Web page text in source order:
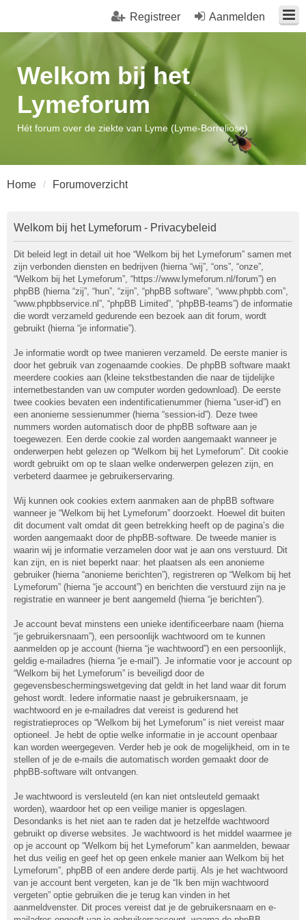
Aanmelden
Registreer
Welkom bij het
Lymeforum
Hét forum over de ziekte van Lyme (Lyme-Borreliose)
Home Forumoverzicht
Welkom bij het Lymeforum - Privacybeleid
Dit beleid legt in detail uit hoe “Welkom bij het Lymeforum” samen met
zijn verbonden diensten en bedrijven (hierna “wij”, “ons”, “onze”,
“Welkom bij het Lymeforum”, “https://www.lymeforum.nl/forum”) en
phpBB (hierna “zij”, “hun”, “zijn”, “phpBB software”, “www.phpbb.com”,
“www.phpbbservice.nl”, “phpBB Limited”, “phpBB-teams”) de informatie
die wordt verzameld gedurende een bezoek aan dit forum, wordt
gebruikt (hierna “je informatie”).
Je informatie wordt op twee manieren verzameld. De eerste manier is
door het gebruik van zogenaamde cookies. De phpBB software maakt
meerdere cookies aan (kleine tekstbestanden die naar de tijdelijke
internetbestanden van uw computer worden gedownload). De eerste
twee cookies bevaten een indentificatienummer (hierna “user-id”) en
een anonieme sessienummer (hierna “session-id”). Deze twee
nummers worden automatisch door de phpBB software aan je
toegewezen. Een derde cookie zal worden aangemaakt wanneer je
onderwerpen hebt gelezen op “Welkom bij het Lymeforum”. Dit cookie
wordt gebruikt om op te slaan welke onderwerpen gelezen zijn, en
verbeterd daarmee je gebruikerservaring.
Wij kunnen ook cookies extern aanmaken aan de phpBB software
wanneer je “Welkom bij het Lymeforum” doorzoekt. Hoewel dit buiten
dit document valt omdat dit geen betrekking heeft op de pagina’s die
worden aangemaakt door de phpBB-software. De tweede manier is
waarin wij je informatie verzamelen door wat je aan ons verstuurd. Dit
kan zijn, en is niet beperkt naar: het plaatsen als een anonieme
gebruiker (hierna “anonieme berichten”), registreren op “Welkom bij het
Lymeforum” (hierna “je account”) en berichten die verstuurd zijn na je
registratie en wanneer je bent aangemeld (hierna “je berichten”).
Je account bevat minstens een unieke identificeerbare naam (hierna
“je gebruikersnaam”), een persoonlijk wachtwoord om te kunnen
aanmelden op je account (hierna “je wachtwoord”) en een persoonlijk,
geldig e-mailadres (hierna “je e-mail”). Je informatie voor je account op
“Welkom bij het Lymeforum” is beveiligd door de
gegevensbeschermingswetgeving dat geldt in het land waar dit forum
gehost wordt. Iedere informatie naast je gebruikersnaam, je
wachtwoord en je e-mailadres dat vereist is gedurend het
registratieproces op “Welkom bij het Lymeforum” is niet vereist maar
optioneel. Je hebt de optie welke informatie in je account openbaar
kan worden weergegeven. Verder heb je ook de mogelijkheid, om in te
stellen of je de e-mails die automatisch worden gemaakt door de
phpBB-software wilt ontvangen.
Je wachtwoord is versleuteld (en kan niet ontsleuteld gemaakt
worden), waardoor het op een veilige manier is opgeslagen.
Desondanks is het niet aan te raden dat je hetzelfde wachtwoord
gebruikt op diverse websites. Je wachtwoord is het middel waarmee je
op je account op “Welkom bij het Lymeforum” kan aanmelden, bewaar
het dus veilig en geef het op geen enkele manier aan Welkom bij het
Lymeforum”, phpBB of een andere derde partij. Als je het wachtwoord
van je account bent vergeten, kan je de “Ik ben mijn wachtwoord
vergeten” optie gebruiken die je terug kan vinden in het
aanmeldvenster. Dit proces vereist dat je de gebruikersnaam en e-